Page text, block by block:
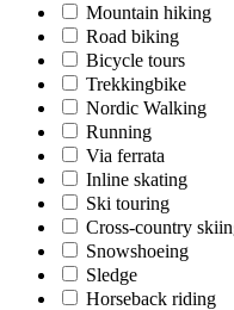
Mountain hiking
Road biking
Bicycle tours
Trekkingbike
Nordic Walking
Running
Via ferrata
Inline skating
Ski touring
Cross-country
Snowshoeing
Sledge
Horseback riding